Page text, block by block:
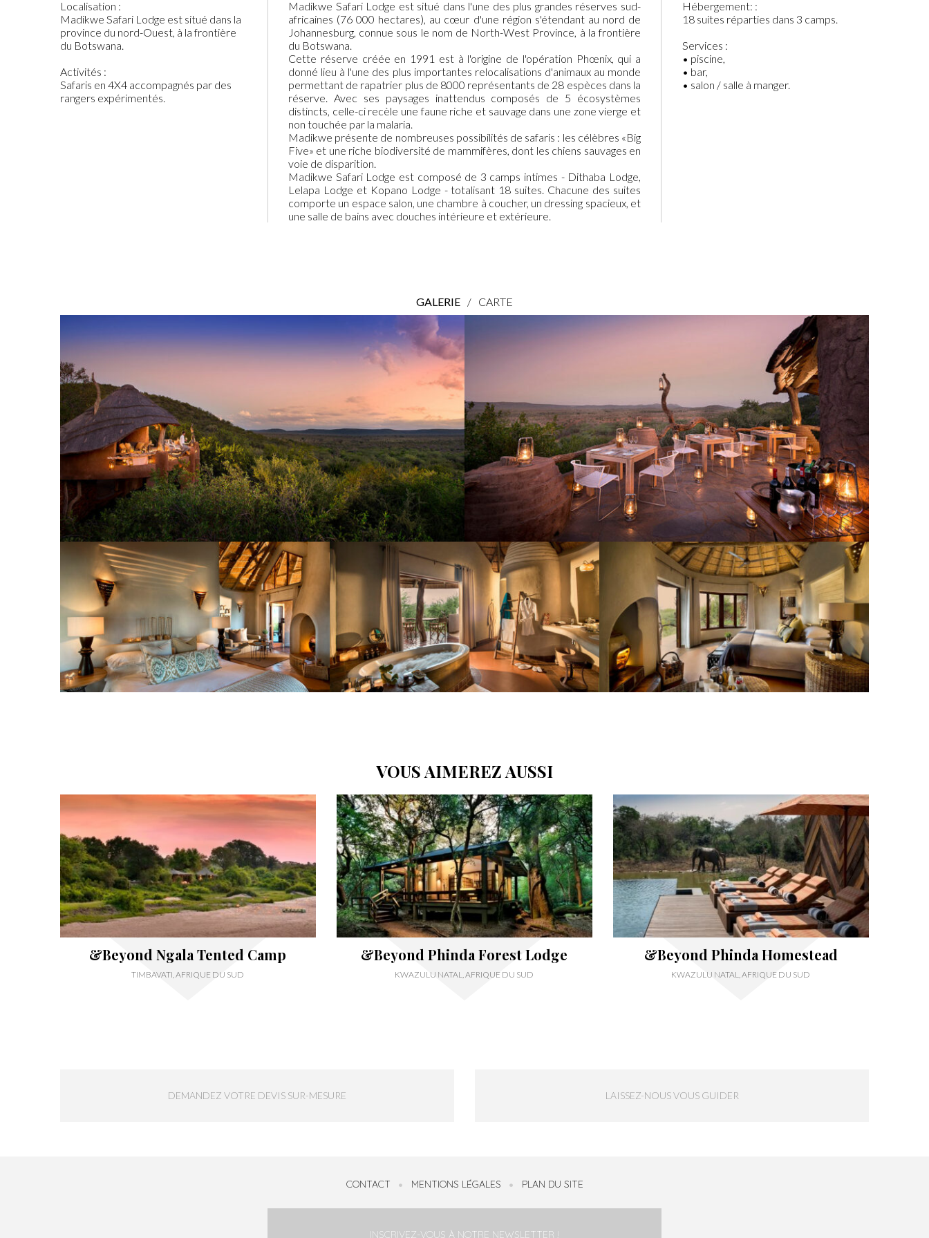
Localisation :
Madikwe Safari Lodge est situé dans la
province du nord-Ouest, à la frontière
du Botswana.
Activités :
Safaris en 4X4 accompagnés par des
rangers expérimentés.
Madikwe Safari Lodge est situé dans l'une des plus grandes réserves sud-
africaines (76 000 hectares), au cœur d'une région s'étendant au nord de
Johannesburg, connue sous le nom de North-West Province, à la frontière
du Botswana.
Cette réserve créée en 1991 est à l'origine de l'opération Phœnix, qui a
donné lieu à l'une des plus importantes relocalisations d'animaux au monde
permettant de rapatrier plus de 8000 représentants de 28 espèces dans la
réserve. Avec ses paysages inattendus composés de 5 écosystèmes
distincts, celle-ci recèle une faune riche et sauvage dans une zone vierge et
non touchée par la malaria.
Madikwe présente de nombreuses possibilités de safaris : les célèbres «Big
Five» et une riche biodiversité de mammifères, dont les chiens sauvages en
voie de disparition.
Madikwe Safari Lodge est composé de 3 camps intimes - Dithaba Lodge,
Lelapa Lodge et Kopano Lodge - totalisant 18 suites. Chacune des suites
comporte un espace salon, une chambre à coucher, un dressing spacieux, et
une salle de bains avec douches intérieure et extérieure.
Hébergement: :
18 suites réparties dans 3 camps.
Services :
• piscine,
• bar,
• salon / salle à manger.
GALERIE / CARTE
VOUS AIMEREZ AUSSI
&Beyond Ngala Tented Camp
TIMBAVATI, AFRIQUE DU SUD
&Beyond Phinda Forest Lodge
KWAZULU NATAL, AFRIQUE DU SUD
&Beyond Phinda Homestead
KWAZULU NATAL, AFRIQUE DU SUD
DEMANDEZ VOTRE DEVIS SUR-MESURE LAISSEZ-NOUS VOUS GUIDER
CONTACT MENTIONS LÉGALES PLAN DU SITE
INSCRIVEZ-VOUS À NOTRE NEWSLETTER !